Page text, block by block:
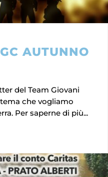
AUTUNNO
del Team Giovani
che vogliamo
Per saperne di più...